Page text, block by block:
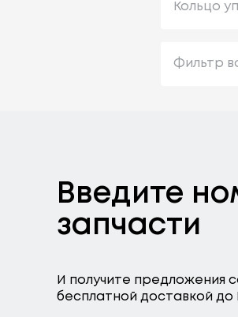
Кольцо
Фильтр
Введите
запчасти
И получите предложения
бесплатной доставкой